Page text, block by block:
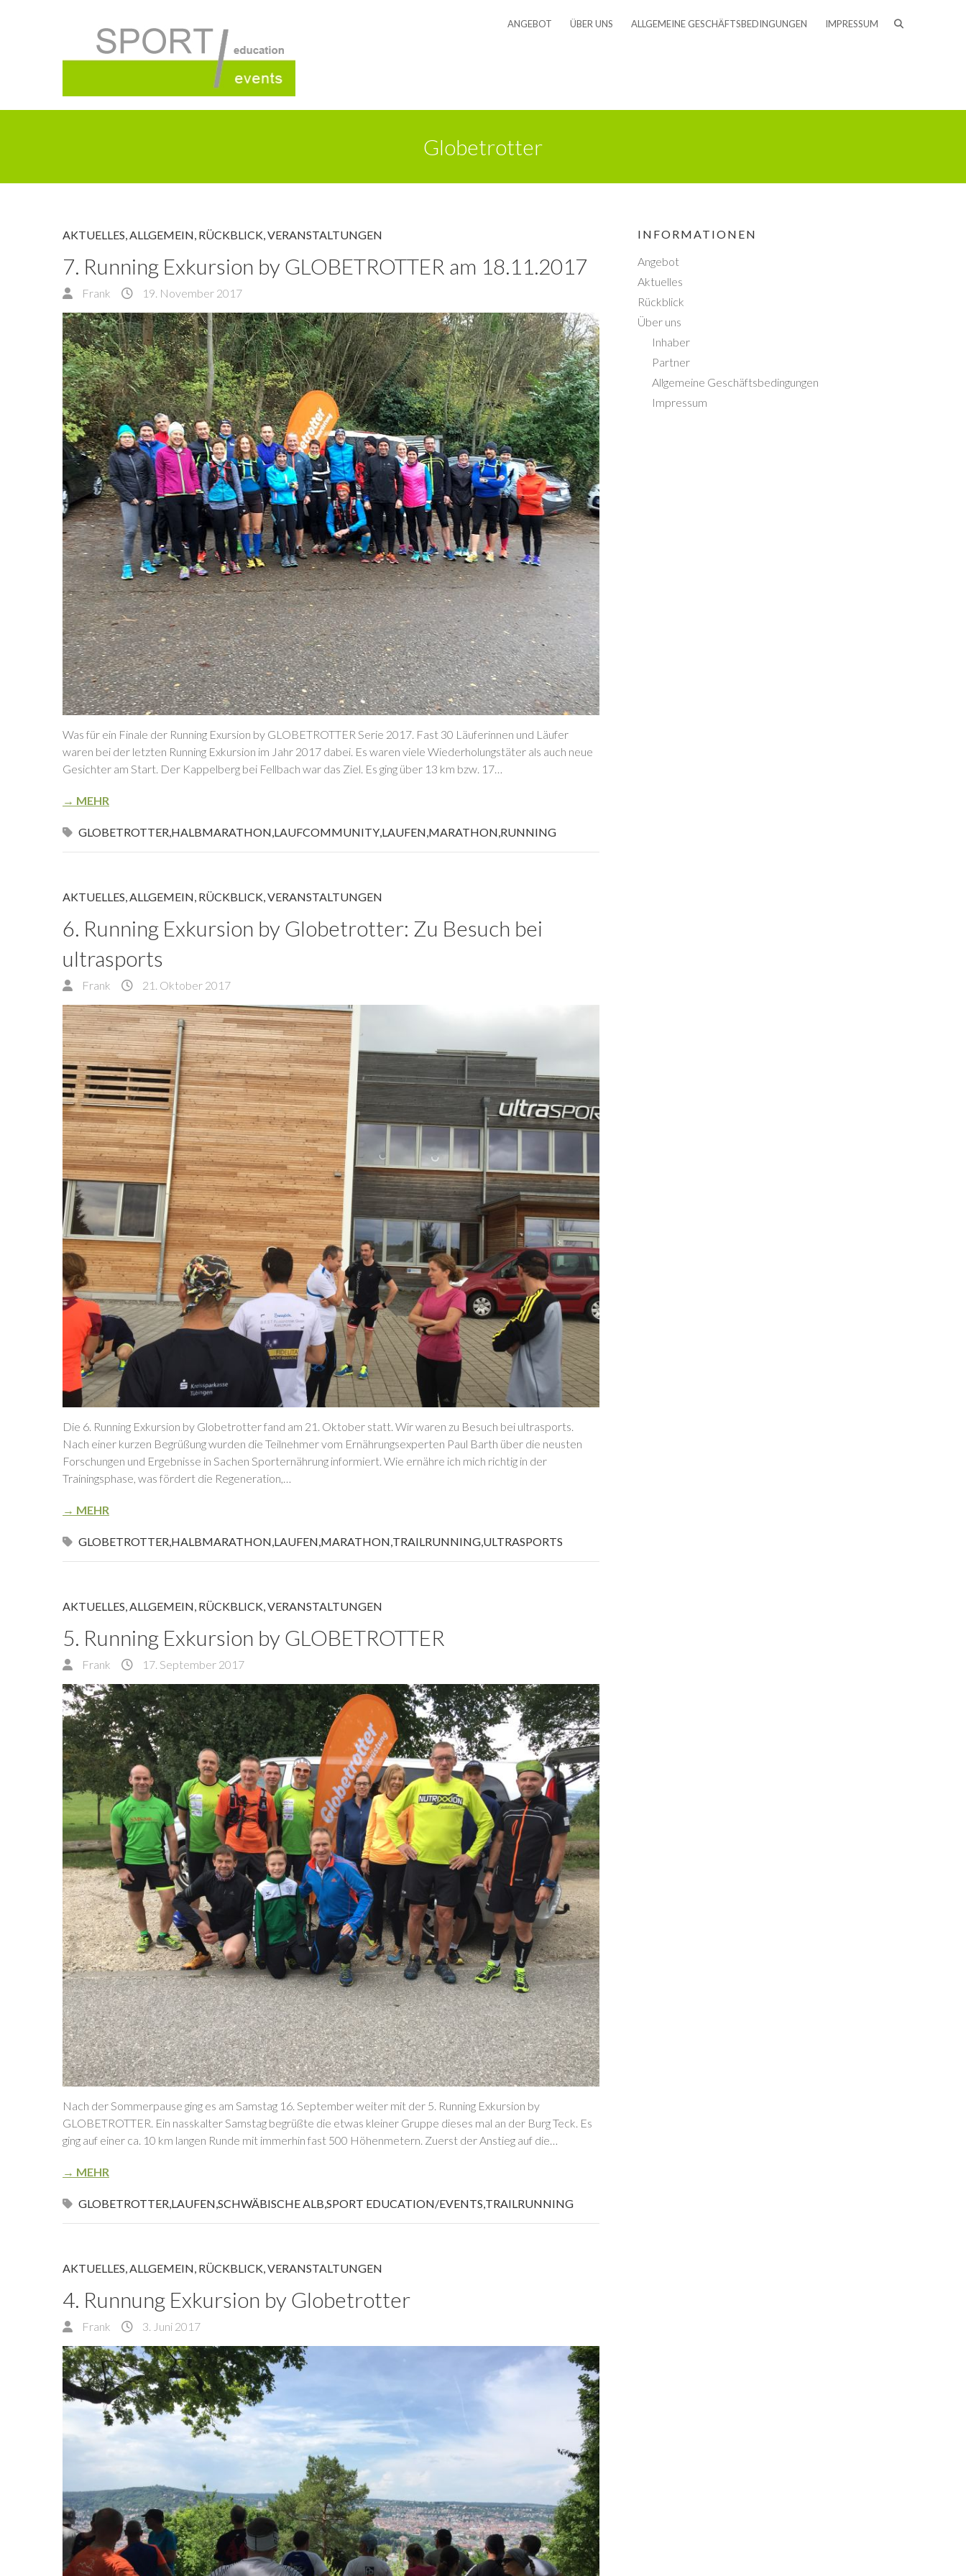
ANGEBOT ÜBER UNS ALLGEMEINE GESCHÄFTSBEDINGUNGEN IMPRESSUM
Globetrotter
AKTUELLES,ALLGEMEIN, RÜCKBLICK,VERANSTALTUNGEN
7. Running Exkursion by GLOBETROTTER am 18.11.2017
Frank 19. November 2017
Was für ein Finale der Running Exursion by GLOBETROTTER Serie 2017. Fast 30 Läuferinnen und Läufer
waren bei der letzten Running Exkursion im Jahr 2017 dabei. Es waren viele Wiederholungstäter als auch neue
Gesichter am Start. Der Kappelberg bei Fellbach war das Ziel. Es ging über 13 km bzw. 17…
→ MEHR
GLOBETROTTER,HALBMARATHON,LAUFCOMMUNITY,LAUFEN,MARATHON,RUNNING
AKTUELLES,ALLGEMEIN, RÜCKBLICK,VERANSTALTUNGEN
6. Running Exkursion by Globetrotter: Zu Besuch bei
ultrasports
Frank 21. Oktober 2017
Die 6. Running Exkursion by Globetrotter fand am 21. Oktober statt. Wir waren zu Besuch bei ultrasports.
Nach einer kurzen Begrüßung wurden die Teilnehmer vom Ernährungsexperten Paul Barth über die neusten
Forschungen und Ergebnisse in Sachen Sporternährung informiert. Wie ernähre ich mich richtig in der
Trainingsphase, was fördert die Regeneration,…
→ MEHR
GLOBETROTTER,HALBMARATHON,LAUFEN,MARATHON,TRAILRUNNING,ULTRASPORTS
AKTUELLES,ALLGEMEIN, RÜCKBLICK,VERANSTALTUNGEN
5. Running Exkursion by GLOBETROTTER
Frank 17. September 2017
Nach der Sommerpause ging es am Samstag 16. September weiter mit der 5. Running Exkursion by
GLOBETROTTER. Ein nasskalter Samstag begrüßte die etwas kleiner Gruppe dieses mal an der Burg Teck. Es
ging auf einer ca. 10 km langen Runde mit immerhin fast 500 Höhenmetern. Zuerst der Anstieg auf die…
→ MEHR
GLOBETROTTER LAUFEN SCHWÄBISCHE ALB SPORT EDUCATION/EVENTS TRAILRUNNING
AKTUELLES ALLGEMEIN RÜCKBLICK VERANSTALTUNGEN
4. Runnung Exkursion by Globetrotter
Frank 3. Juni 2017
INFORMATIONEN
Angebot
Aktuelles
Rückblick
Über uns
Inhaber
Partner
Allgemeine Geschäftsbedingungen
Impressum